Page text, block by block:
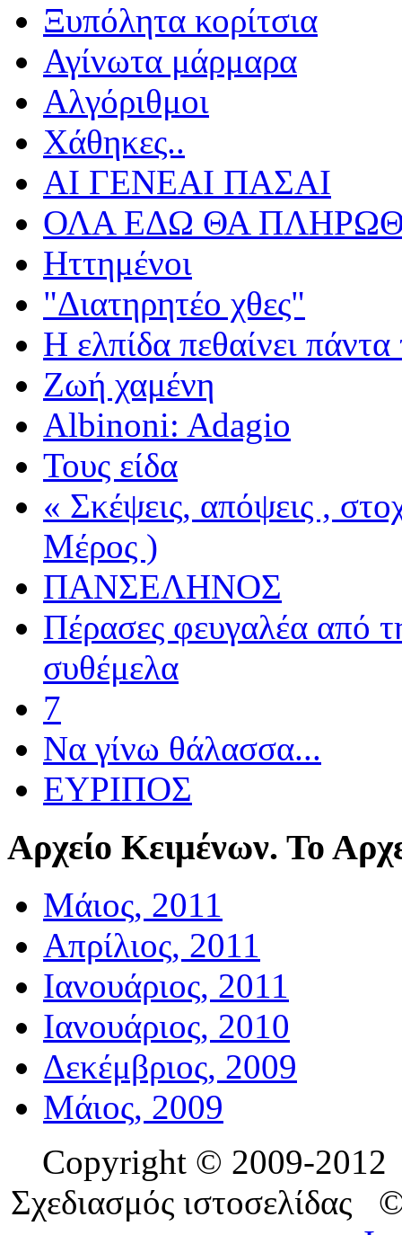
Ξυπόλητα κορίτσια
Αγίνωτα μάρμαρα
Αλγόριθμοι
Χάθηκες..
ΑΙ ΓΕΝΕΑΙ ΠΑΣΑΙ
ΟΛΑ ΕΔΩ ΘΑ
Ηττημένοι
"Διατηρητέο χθες"
Η ελπίδα πεθαίνει πάντα
Ζωή χαμένη
Albinoni: Adagio
Τους είδα
« Σκέψεις, απόψεις ,
Μέρος )
ΠΑΝΣΕΛΗΝΟΣ
Πέρασες φευγαλέα από
συθέμελα
7
Να γίνω θάλασσα...
ΕΥΡΙΠΟΣ
Αρχείο Κειμένων. Το
Μάιος, 2011
Απρίλιος, 2011
Ιανουάριος, 2011
Ιανουάριος, 2010
Δεκέμβριος, 2009
Μάιος, 2009
Copyright © 2009-
Σχεδιασμός